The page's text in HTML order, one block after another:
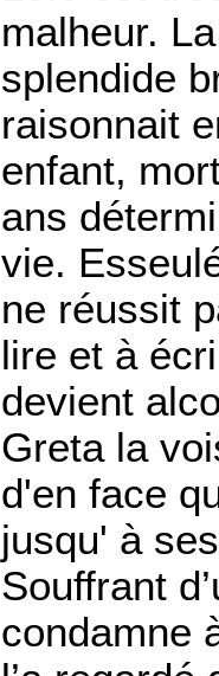
malheur.
splendide
raisonnait
enfant,
ans
vie.
ne réussit
lire et à
devient
Greta la
d'en face
jusqu' à
Souffrant
condamne